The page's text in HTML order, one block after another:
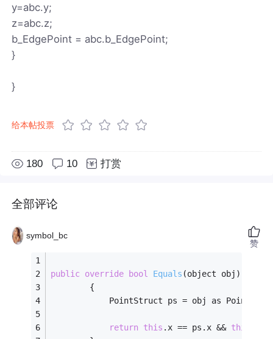
y=abc.y;
z=abc.z;
b_EdgePoint = abc.b_EdgePoint;
}
}
给本帖投票
180 10 打赏
全部评论
symbol_bc
public override bool Equals (object obj)
        {
PointStruct ps = obj as
return this .x == ps.x && this
赞